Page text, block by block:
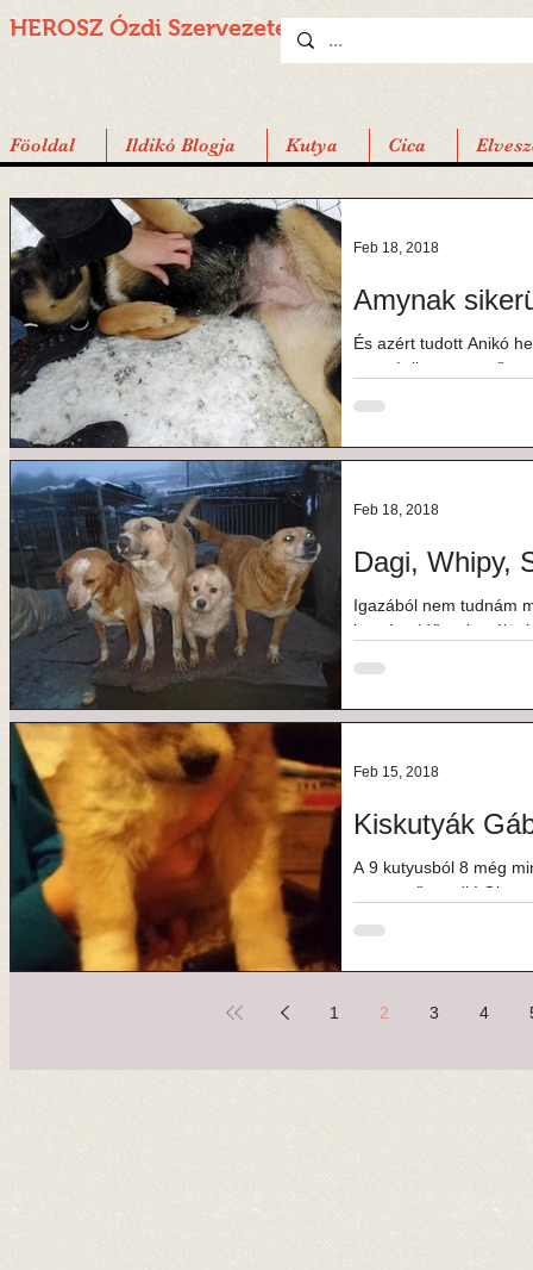
HEROSZ Ózdi Szervezete
Föoldal Ildikó Blogja Kutya Cica
Amynak
És azért tudott Anikó
nemrégiben szerető
Feb 18, 2018
Dagi, Whipy,
Igazából nem tudnám
kemény időszakot
Feb 18, 2018
Kiskutyák
A 9 kutyusból 8 még
a szerető gazdit!
Feb 15, 2018
1 2 3 4